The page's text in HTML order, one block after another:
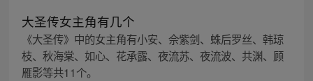
大圣传女主角有几个
《大圣传》中的女主角有小安、佘紫剑、蛛后罗丝、韩琼
枝、秋海棠、如心、花承露、夜流苏、夜流波、共渊、顾
雁影等共11个。